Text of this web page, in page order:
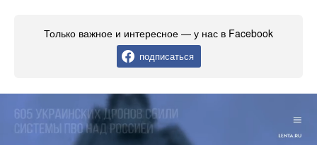
Только важное и интересное — у нас в Facebook
подписаться